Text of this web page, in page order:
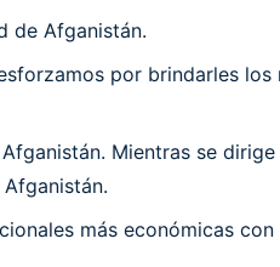
de Afganistán.
por brindarles los
Mientras se
más económicas